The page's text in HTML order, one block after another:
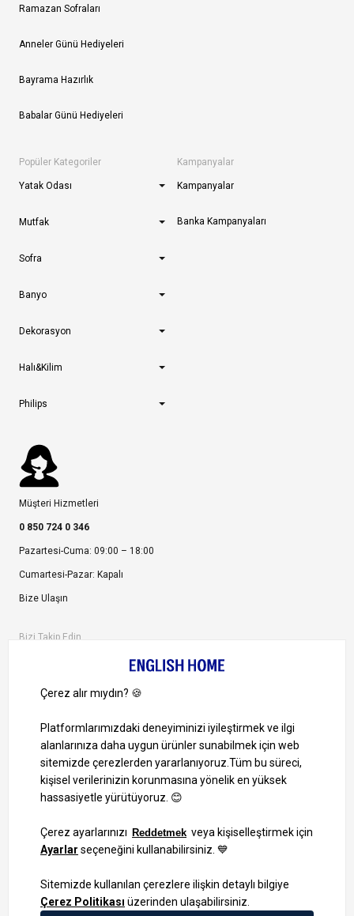
Ramazan Sofraları
Anneler Günü Hediyeleri
Bayrama Hazırlık
Babalar Günü Hediyeleri
Popüler Kategoriler
Yatak Odası
Mutfak
Sofra
Banyo
Dekorasyon
Halı&Kilim
Philips
Kampanyalar
Kampanyalar
Banka Kampanyaları
Müşteri Hizmetleri
0 850 724 0 346
Pazartesi-Cuma: 09:00 – 18:00
Cumartesi-Pazar: Kapalı
Bize Ulaşın
Bizi Takip Edin
1000 TL ve Üzeri Alışverişlerinizde Kargo Bedava!
Bilgi Toplum Hizmetleri
KVKK Veri İşleme Politikamız
Site Haritası